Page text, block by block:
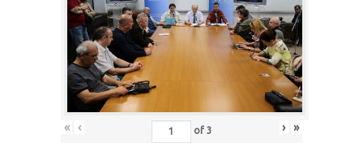
« ‹ of 3 › »